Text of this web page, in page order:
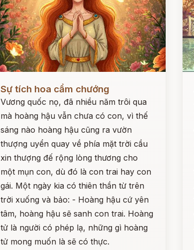
Sự tích hoa cẩm chướng
Vương quốc nọ, đã nhiều năm trôi qua
mà hoàng hậu vẫn chưa có con, vì thế
sáng nào hoàng hậu cũng ra vườn
thượng uyển quay về phía mặt trời cầu
xin thượng đế rộng lòng thương cho
một mụn con, dù đó là con trai hay con
gái. Một ngày kia có thiên thần từ trên
trời xuống và bảo: - Hoàng hậu cứ yên
tâm, hoàng hậu sẽ sanh con trai. Hoàng
tử là người có phép lạ, những gì hoàng
tử mong muốn là sẽ có thực.